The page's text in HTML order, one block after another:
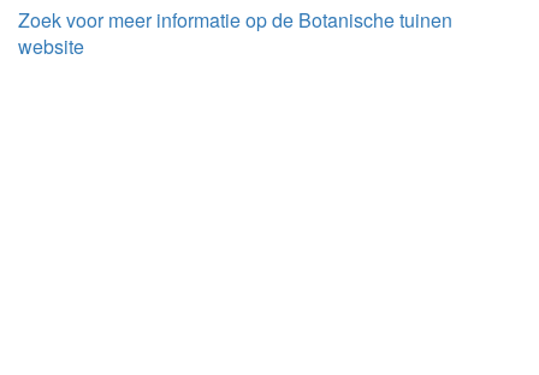
Zoek voor meer informatie op de Botanische tuinen
website